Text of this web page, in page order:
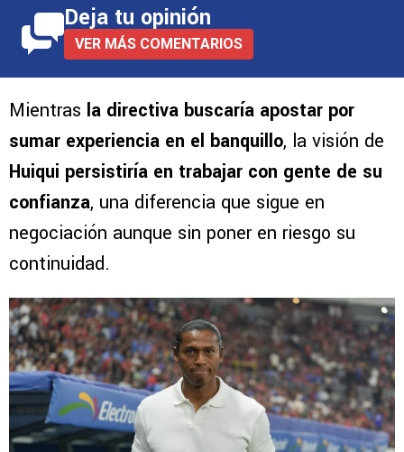
Deja tu opinión
VER MÁS COMENTARIOS
Mientras la directiva buscaría apostar por
sumar experiencia en el banquillo, la visión de
Huiqui persistiría en trabajar con gente de su
confianza, una diferencia que sigue en
negociación aunque sin poner en riesgo su
continuidad.